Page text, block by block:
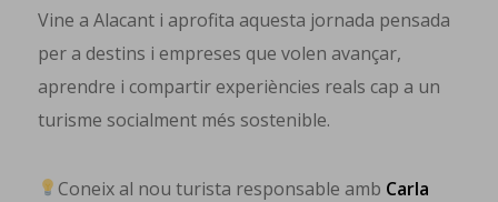
Vine a Alacant i aprofita aquesta jornada pensada
per a destins i empreses que volen avançar,
aprendre i compartir experiències reals cap a un
turisme socialment més sostenible.
Coneix al nou turista responsable amb Carla